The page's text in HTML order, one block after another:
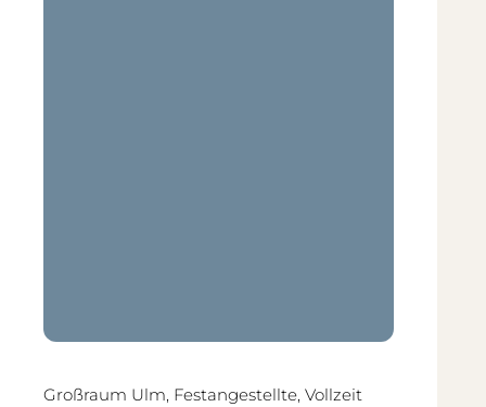
Großraum Ulm, Festangestellte, Vollzeit